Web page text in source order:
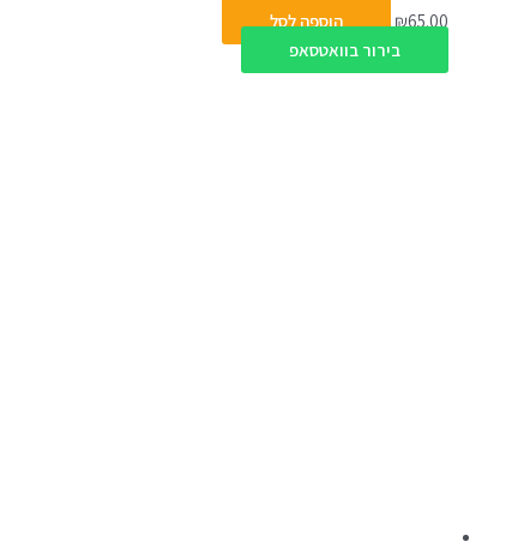
₪65.00
הוספה לסל
בירור בוואטסאפ